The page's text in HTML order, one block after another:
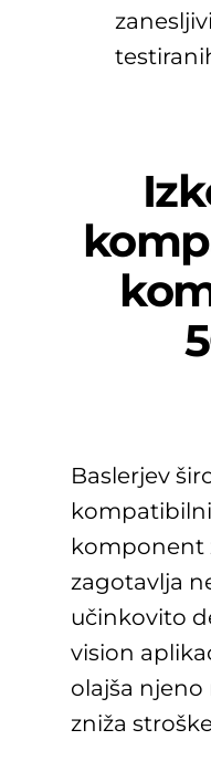
Baslerjev
komponent
zagotavlja
učinkovito
vision
olajša
zniža